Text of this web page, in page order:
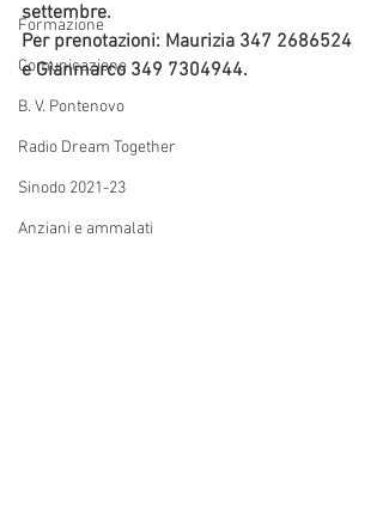
Formazione
Comunicazione
B. V. Pontenovo
Radio Dream Together
Sinodo 2021-23
Anziani e ammalati
settembre.
Per prenotazioni: Maurizia 347 2686524
e Gianmarco 349 7304944.